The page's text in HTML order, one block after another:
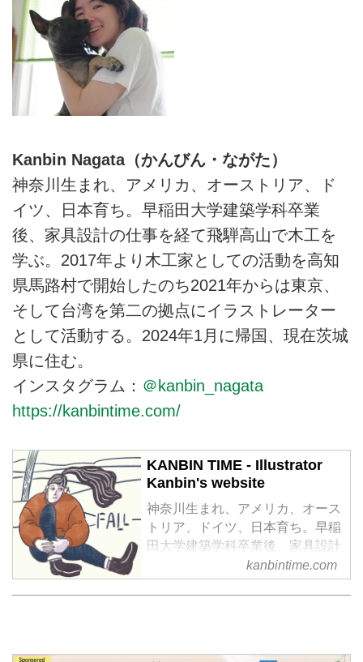
Kanbin Nagata（かんびん・ながた）
神奈川生まれ、アメリカ、オーストリア、ド
イツ、日本育ち。早稲田大学建築学科卒業
後、家具設計の仕事を経て飛騨高山で木工を
学ぶ。2017年より木工家としての活動を高知
県馬路村で開始したのち2021年からは東京、
そして台湾を第二の拠点にイラストレーター
として活動する。2024年1月に帰国、現在茨城
県に住む。
インスタグラム： ＠kanbin_nagata
https://kanbintime.com/
KANBIN TIME - Illustrator
Kanbin's website
神奈川生まれ、アメリカ、オース
トリア、ドイツ、日本育ち。早稲
田大学建築学科卒業後、家具設計
の仕事を経て飛騨高山で木工を学
ぶ。2017年より木工家としての
kanbintime.com